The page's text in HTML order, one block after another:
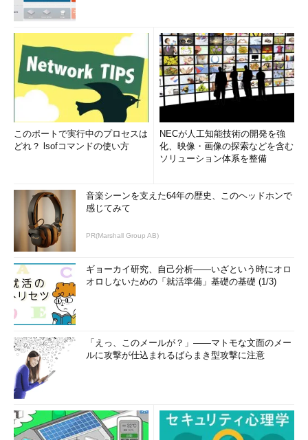
このポートで実行中のプロセスは
どれ？ lsofコマンドの使い方
NECが人工知能技術の開発を強
化、映像・画像の探索などを含む
ソリューション体系を整備
音楽シーンを支えた64年の歴史、このヘッドホンで
感じてみて
PR(Marshall Group AB)
ギョーカイ研究、自己分析――いざという時にオロ
オロしないための「就活準備」基礎の基礎 (1/3)
「えっ、このメールが？」――マトモな文面のメー
ルに攻撃が仕込まれるばらまき型攻撃に注意